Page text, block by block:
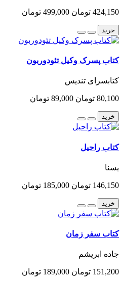
424,150 تومان 499,000 تومان
خرید
کتاب پسرک وکیل تئودوربون
کتابسرای تندیس
80,100 تومان 89,000 تومان
خرید
کتاب راحیل
یسنا
146,150 تومان 185,000 تومان
خرید
کتاب سفر زمان
جاده ابریشم
151,200 تومان 189,000 تومان